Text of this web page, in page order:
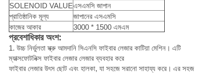
SOLENOID VALUEএসএমসি জাপান
প্রাতিষ্ঠানিক মূল্য
জাপানের এসএমসি
কাজের আকার
3000 * 1500 এমএম
প্রবেশাধিকার অংশ:
1. উচ্চ নির্ভুলতা স্ক্রু আমদানি সিএনসি ফাইবার লেজার কাটিয়া মেশিন। এটি
ম্যাক্সফোটনিক্স ফাইবার লেজার লেজার ব্যবহার করে
ফাইবার লেজার উৎস ছোট এবং হালকা, যা সহজে সরানো সাহায্য করে। এর সহজ